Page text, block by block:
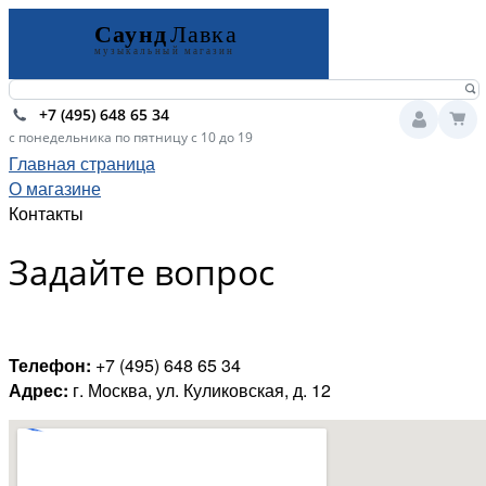
+7 (495) 648 65 34
с понедельника по пятницу с 10 до 19
Главная страница
О магазине
Контакты
Задайте вопрос
Телефон: +7 (495) 648 65 34
Адрес: г. Москва, ул. Куликовская, д. 12